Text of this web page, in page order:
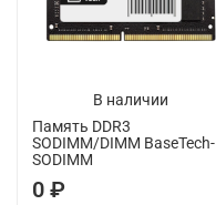
В наличии
Память DDR3
SODIMM/DIMM BaseTech-
SODIMM
0 ₽